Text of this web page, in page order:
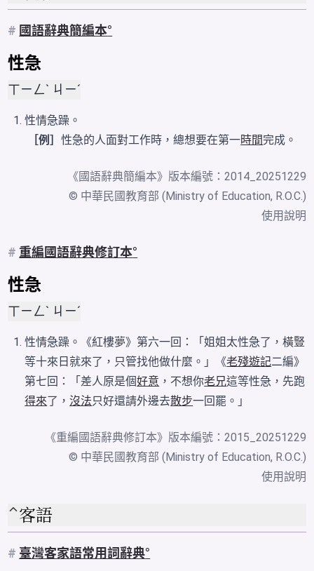
# 國語辭典簡編本
性急
ㄒㄧㄥˋ ㄐㄧˊ
性情急躁。
［例］性急的人面對工作時，總想要在第一時間完成。
《國語辭典簡編本》版本編號：2014_20251229
© 中華民國教育部 (Ministry of Education, R.O.C.)
使用說明
# 重編國語辭典修訂本
性急
ㄒㄧㄥˋ ㄐㄧˊ
性情急躁。《紅樓夢》第六一回：「姐姐太性急了，橫豎
等十來日就來了，只管找他做什麼。」《老殘遊記二編》
第七回：「差人原是個好意 ，不想你老兄這等性急，先跑
得來了，沒法只好還請外邊去散步一回罷。」
《重編國語辭典修訂本》版本編號：2015_20251229
© 中華民國教育部 (Ministry of Education, R.O.C.)
使用說明
客語
# 臺灣客家語常用詞辭典